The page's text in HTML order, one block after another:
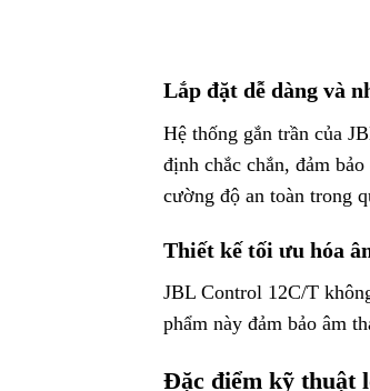
Lắp đặt dễ dàng và
Hệ thống gắn trần của
định chắc chắn, đảm
cường độ an toàn trong
Thiết kế tối ưu hóa
JBL Control 12C/T
phẩm này đảm bảo âm
Đặc điểm kỹ thuật